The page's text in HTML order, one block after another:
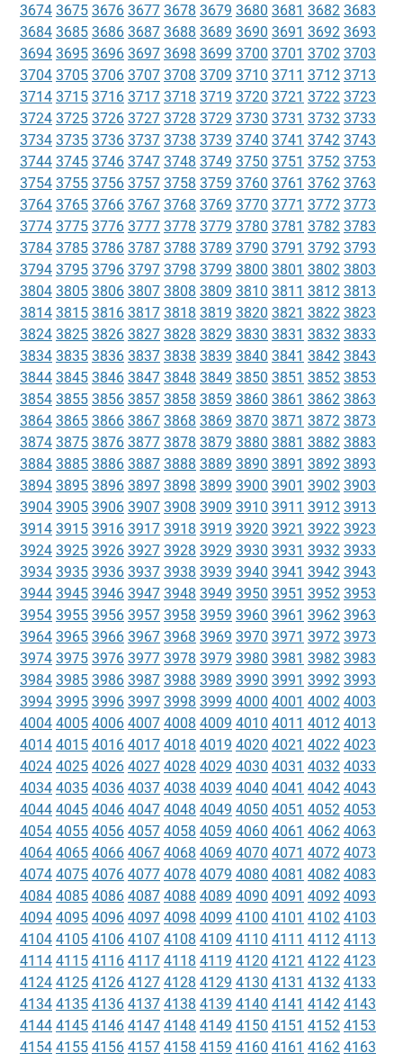
3674 3675 3676 3677 3678 3679 3680 3681 3682 3683
3684 3685 3686 3687 3688 3689 3690 3691 3692 3693
3694 3695 3696 3697 3698 3699 3700 3701 3702 3703
3704 3705 3706 3707 3708 3709 3710 3711 3712 3713
3714 3715 3716 3717 3718 3719 3720 3721 3722 3723
3724 3725 3726 3727 3728 3729 3730 3731 3732 3733
3734 3735 3736 3737 3738 3739 3740 3741 3742 3743
3744 3745 3746 3747 3748 3749 3750 3751 3752 3753
3754 3755 3756 3757 3758 3759 3760 3761 3762 3763
3764 3765 3766 3767 3768 3769 3770 3771 3772 3773
3774 3775 3776 3777 3778 3779 3780 3781 3782 3783
3784 3785 3786 3787 3788 3789 3790 3791 3792 3793
3794 3795 3796 3797 3798 3799 3800 3801 3802 3803
3804 3805 3806 3807 3808 3809 3810 3811 3812 3813
3814 3815 3816 3817 3818 3819 3820 3821 3822 3823
3824 3825 3826 3827 3828 3829 3830 3831 3832 3833
3834 3835 3836 3837 3838 3839 3840 3841 3842 3843
3844 3845 3846 3847 3848 3849 3850 3851 3852 3853
3854 3855 3856 3857 3858 3859 3860 3861 3862 3863
3864 3865 3866 3867 3868 3869 3870 3871 3872 3873
3874 3875 3876 3877 3878 3879 3880 3881 3882 3883
3884 3885 3886 3887 3888 3889 3890 3891 3892 3893
3894 3895 3896 3897 3898 3899 3900 3901 3902 3903
3904 3905 3906 3907 3908 3909 3910 3911 3912 3913
3914 3915 3916 3917 3918 3919 3920 3921 3922 3923
3924 3925 3926 3927 3928 3929 3930 3931 3932 3933
3934 3935 3936 3937 3938 3939 3940 3941 3942 3943
3944 3945 3946 3947 3948 3949 3950 3951 3952 3953
3954 3955 3956 3957 3958 3959 3960 3961 3962 3963
3964 3965 3966 3967 3968 3969 3970 3971 3972 3973
3974 3975 3976 3977 3978 3979 3980 3981 3982 3983
3984 3985 3986 3987 3988 3989 3990 3991 3992 3993
3994 3995 3996 3997 3998 3999 4000 4001 4002 4003
4004 4005 4006 4007 4008 4009 4010 4011 4012 4013
4014 4015 4016 4017 4018 4019 4020 4021 4022 4023
4024 4025 4026 4027 4028 4029 4030 4031 4032 4033
4034 4035 4036 4037 4038 4039 4040 4041 4042 4043
4044 4045 4046 4047 4048 4049 4050 4051 4052 4053
4054 4055 4056 4057 4058 4059 4060 4061 4062 4063
4064 4065 4066 4067 4068 4069 4070 4071 4072 4073
4074 4075 4076 4077 4078 4079 4080 4081 4082 4083
4084 4085 4086 4087 4088 4089 4090 4091 4092 4093
4094 4095 4096 4097 4098 4099 4100 4101 4102 4103
4104 4105 4106 4107 4108 4109 4110 4111 4112 4113
4114 4115 4116 4117 4118 4119 4120 4121 4122 4123
4124 4125 4126 4127 4128 4129 4130 4131 4132 4133
4134 4135 4136 4137 4138 4139 4140 4141 4142 4143
4144 4145 4146 4147 4148 4149 4150 4151 4152 4153
4154 4155 4156 4157 4158 4159 4160 4161 4162 4163